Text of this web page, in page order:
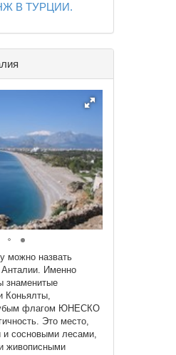
В ТУРЦИИ.
можно назвать
Именно
знаменитые
Коньялты,
флагом ЮНЕСКО
Это место,
и сосновыми лесами,
живописными